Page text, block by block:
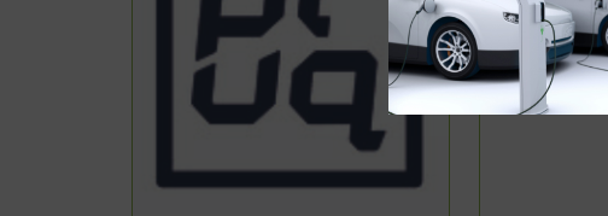
1101 CZ